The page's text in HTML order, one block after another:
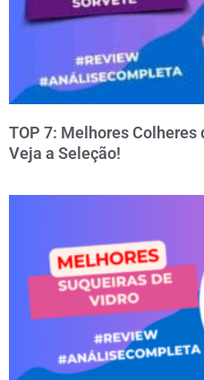
TOP 7: Melhores Colheres
Veja a Seleção!